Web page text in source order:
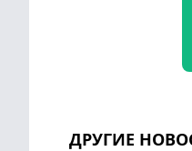
ДРУГИЕ